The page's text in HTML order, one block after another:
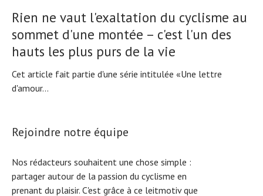
Rien ne vaut l'exaltation du cyclisme au
sommet d'une montée – c'est l'un des
hauts les plus purs de la vie
Cet article fait partie d'une série intitulée «Une lettre
d'amour...
Rejoindre notre équipe
Nos rédacteurs souhaitent une chose simple :
partager autour de la passion du cyclisme en
prenant du plaisir. C'est grâce à ce leitmotiv que